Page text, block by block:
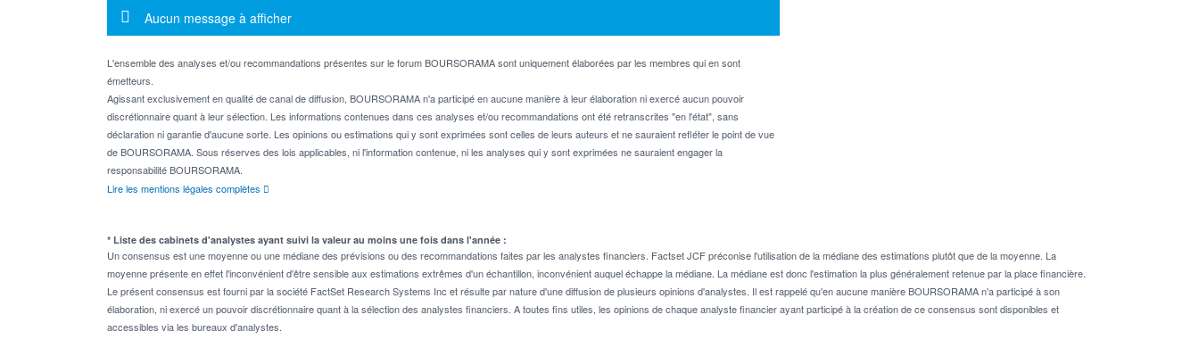
Message d'information
Aucun message à afficher
L'ensemble des analyses et/ou recommandations présentes sur le forum BOURSORAMA sont uniquement élaborées par les membres qui en sont
émetteurs.
Agissant exclusivement en qualité de canal de diffusion, BOURSORAMA n'a participé en aucune manière à leur élaboration ni exercé aucun pouvoir
discrétionnaire quant à leur sélection. Les informations contenues dans ces analyses et/ou recommandations ont été retranscrites "en l'état", sans
déclaration ni garantie d'aucune sorte. Les opinions ou estimations qui y sont exprimées sont celles de leurs auteurs et ne sauraient refléter le point de vue
de BOURSORAMA. Sous réserves des lois applicables, ni l'information contenue, ni les analyses qui y sont exprimées ne sauraient engager la
responsabilité BOURSORAMA.
Lire les mentions légales complètes
* Liste des cabinets d'analystes ayant suivi la valeur au moins une fois dans l'année :
Un consensus est une moyenne ou une médiane des prévisions ou des recommandations faites par les analystes financiers. Factset JCF préconise l'utilisation de la médiane des estimations plutôt que de la moyenne. La
moyenne présente en effet l'inconvénient d'être sensible aux estimations extrêmes d'un échantillon, inconvénient auquel échappe la médiane. La médiane est donc l'estimation la plus généralement retenue par la place financière.
Le présent consensus est fourni par la société FactSet Research Systems Inc et résulte par nature d'une diffusion de plusieurs opinions d'analystes. Il est rappelé qu'en aucune manière BOURSORAMA n'a participé à son
élaboration, ni exercé un pouvoir discrétionnaire quant à la sélection des analystes financiers. A toutes fins utiles, les opinions de chaque analyste financier ayant participé à la création de ce consensus sont disponibles et
accessibles via les bureaux d'analystes.